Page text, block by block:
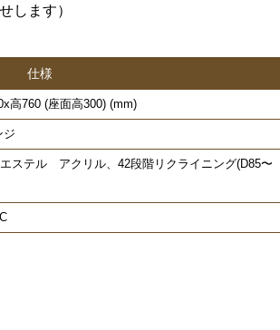
します）
仕様
高760 (座面高300) (mm)
ジ
ステル アクリル、42段階リクライニング(D85〜